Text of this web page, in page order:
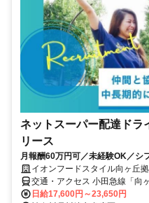
ネットスーパー配達ドラ
リース
月報酬60万円可／未経験OK／シ
イオンフードスタイル向ヶ丘
交通・アクセス 小田急線「向
日給17,600円～23,650円